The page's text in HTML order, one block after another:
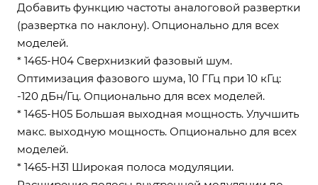
Добавить функцию частоты аналоговой развертки
(развертка по наклону). Опционально для всех
моделей.
* 1465-H04 Сверхнизкий фазовый шум.
Оптимизация фазового шума, 10 ГГц при 10 кГц:
-120 дБн/Гц. Опционально для всех моделей.
* 1465-H05 Большая выходная мощность. Улучшить
макс. выходную мощность. Опционально для всех
моделей.
* 1465-H31 Широкая полоса модуляции.